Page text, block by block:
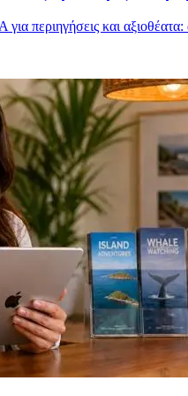
για περιηγήσεις και